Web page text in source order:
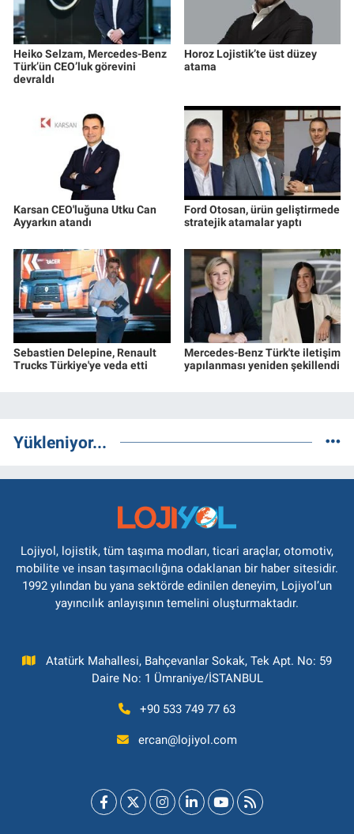
Heiko Selzam, Mercedes-Benz
Türk’ün CEO’luk görevini
devraldı
Horoz Lojistik’te üst düzey
atama
Karsan CEO'luğuna Utku Can
Ayyarkın atandı
Ford Otosan, ürün geliştirmede
stratejik atamalar yaptı
Sebastien Delepine, Renault
Trucks Türkiye'ye veda etti
Mercedes-Benz Türk'te iletişim
yapılanması yeniden şekillendi
Yükleniyor...
Lojiyol, lojistik, tüm taşıma modları, ticari araçlar, otomotiv,
mobilite ve insan taşımacılığına odaklanan bir haber sitesidir.
1992 yılından bu yana sektörde edinilen deneyim, Lojiyol’un
yayıncılık anlayışının temelini oluşturmaktadır.
Atatürk Mahallesi, Bahçevanlar Sokak, Tek Apt. No: 59
Daire No: 1 Ümraniye/İSTANBUL
+90 533 749 77 63
ercan@lojiyol.com